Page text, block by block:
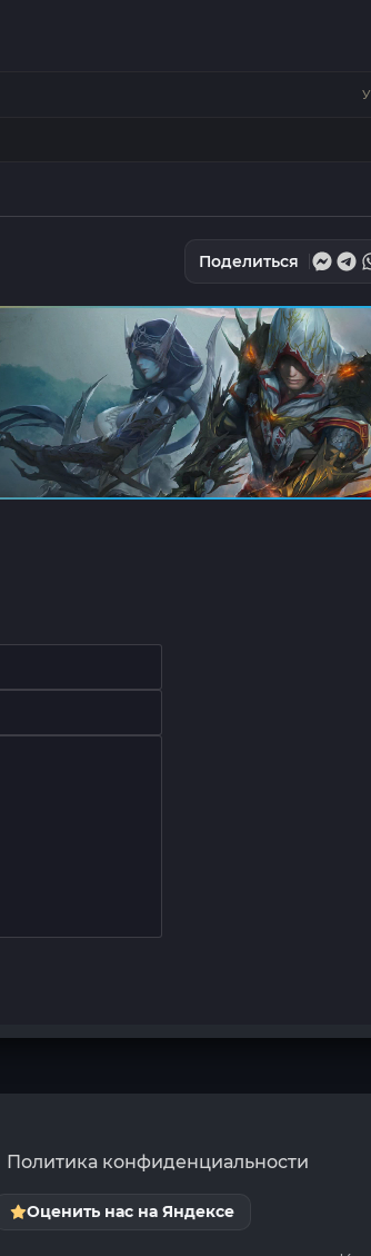
Поделиться
Политика конфиденциальности
Оценить нас на Яндексе